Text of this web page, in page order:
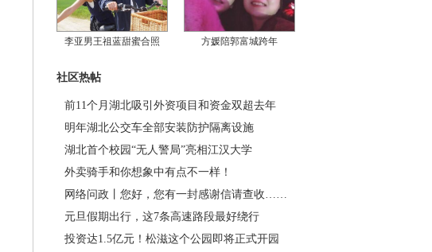
李亚男王祖蓝甜蜜合照 方媛陪郭富城跨年
社区热帖
前11个月湖北吸引外资项目和资金双超去年
明年湖北公交车全部安装防护隔离设施
湖北首个校园“无人警局”亮相江汉大学
外卖骑手和你想象中有点不一样！
网络问政丨您好，您有一封感谢信请查收……
元旦假期出行，这7条高速路段最好绕行
投资达1.5亿元！松滋这个公园即将正式开园